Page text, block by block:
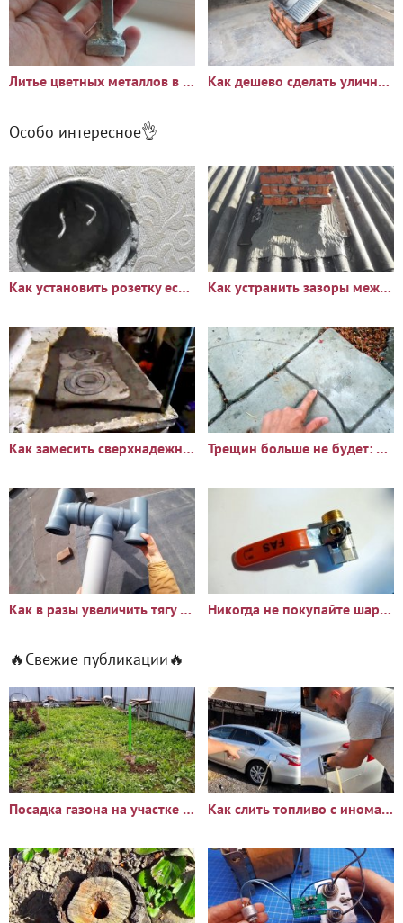
Литье цветных металлов в песок Как дешево сделать уличную печь из старой мойки
Особо интересное👌
Как установить розетку если остались короткие провода Как устранить зазоры между печной трубой и шифером
Как замесить сверхнадежный раствор для печи который не дает Трещин больше не будет: Что добавить в бетон чтобы он стал
Как в разы увеличить тягу вентиляции в гараже или погребе Никогда не покупайте шаровые краны не проверив по моей
🔥Свежие публикации🔥
Посадка газона на участке с сорняками: опыт и результаты Как слить топливо с иномарки через горловину бака